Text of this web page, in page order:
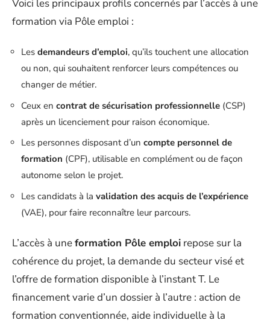
Voici les principaux profils concernés par l’accès à une
formation via Pôle emploi :
Les demandeurs d’emploi, qu’ils touchent une allocation
ou non, qui souhaitent renforcer leurs compétences ou
changer de métier.
Ceux en contrat de sécurisation professionnelle (CSP)
après un licenciement pour raison économique.
Les personnes disposant d’un compte personnel de
formation (CPF), utilisable en complément ou de façon
autonome selon le projet.
Les candidats à la validation des acquis de l’expérience
(VAE), pour faire reconnaître leur parcours.
L’accès à uneformation Pôle emploi repose sur la
cohérence du projet, la demande du secteur visé et
l’offre de formation disponible à l’instant T. Le
financement varie d’un dossier à l’autre : action de
formation conventionnée, aide individuelle à la